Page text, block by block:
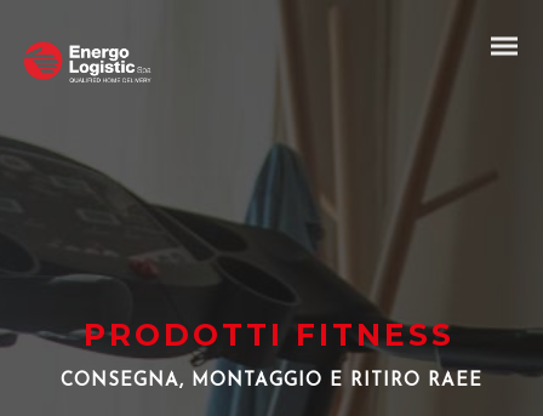
PRODOTTI FITNESS
CONSEGNA, MONTAGGIO E RITIRO RAEE